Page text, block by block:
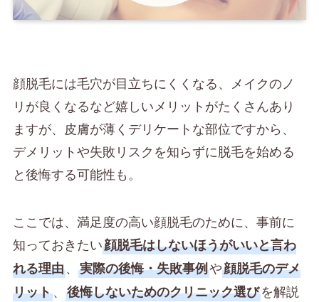
顔脱毛には毛穴が目立ちにくくなる、メイクのノ
リが良くなるなど嬉しいメリットがたくさんあり
ますが、皮膚が薄くデリケートな部位ですから、
デメリットや失敗リスクを知らずに脱毛を始める
と後悔する可能性も。
ここでは、満足度の高い顔脱毛のために、事前に
知っておきたい顔脱毛はしないほうがいいと言わ
れる理由、 実際の後悔・失敗事例や顔脱毛のデメ
リット、 後悔しないためのクリニック選びを解説